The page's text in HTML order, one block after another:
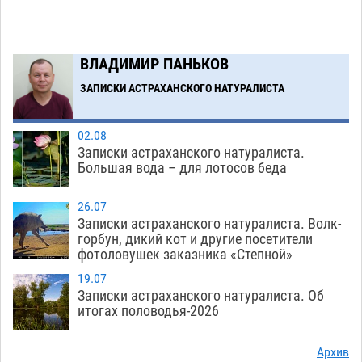
10:43
Астраханский суд встал на сторону МЧС в
споре за возврат униформы
07.08
ВЛАДИМИР ПАНЬКОВ
ЗАПИСКИ АСТРАХАНСКОГО НАТУРАЛИСТА
02.08
Записки астраханского натуралиста.
Большая вода – для лотосов беда
26.07
Записки астраханского натуралиста. Волк-
горбун, дикий кот и другие посетители
фотоловушек заказника «Степной»
19.07
Записки астраханского натуралиста. Об
итогах половодья-2026
Архив